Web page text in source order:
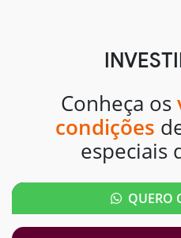
Conheça os
condições
especiais
QUERO